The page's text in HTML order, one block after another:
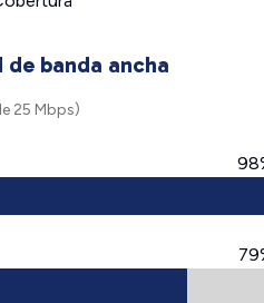
de banda ancha
25 Mbps)